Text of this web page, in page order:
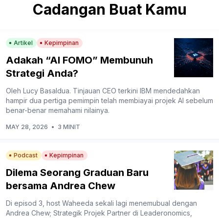
Cadangan Buat Kamu
Artikel Kepimpinan
Adakah “AI FOMO” Membunuh
Strategi Anda?
Oleh Lucy Basaldua. Tinjauan CEO terkini IBM mendedahkan
hampir dua pertiga pemimpin telah membiayai projek AI sebelum
benar-benar memahami nilainya.
MAY 28, 2026 • 3 MINIT
Podcast Kepimpinan
Dilema Seorang Graduan Baru
bersama Andrea Chew
Di episod 3, host Waheeda sekali lagi menemubual dengan
Andrea Chew; Strategik Projek Partner di Leaderonomics,